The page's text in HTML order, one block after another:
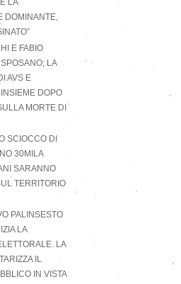
LA
DOMINANTE,
E FABIO
LA
AVS E
INSIEME DOPO
MORTE DI
SCIOCCO DI
30MILA
SARANNO
TERRITORIO
PALINSESTO
LA
LA
IL
IN VISTA